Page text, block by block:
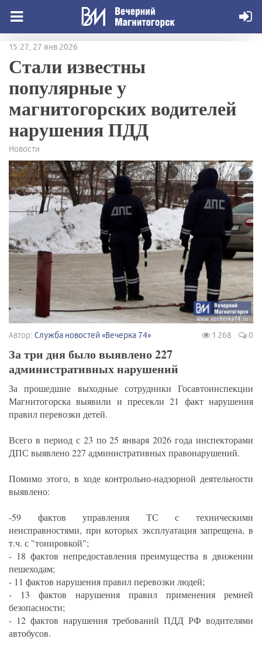
15:27, 27 янв 2026
Стали известны
популярные у
магнитогорских водителей
нарушения ПДД
Новости
Автор: Служба новостей «Вечерка 74» 1 268 0
За три дня было выявлено 227
административных нарушений
За прошедшие выходные сотрудники Госавтоинспекции
Магнитогорска выявили и пресекли 21 факт нарушения
правил перевозки детей.
Всего в период с 23 по 25 января 2026 года инспекторами
ДПС выявлено 227 административных правонарушений.
Помимо этого, в ходе контрольно-надзорной деятельности
выявлено:
-59 фактов управления ТС с техническими
неисправностями, при которых эксплуатация запрещена, в
т.ч. с "тонировкой";
- 18 фактов непредоставления преимущества в движении
пешеходам;
- 11 фактов нарушения правил перевозки людей;
- 13 фактов нарушения правил применения ремней
безопасности;
- 12 фактов нарушения требований ПДД РФ водителями
автобусов.